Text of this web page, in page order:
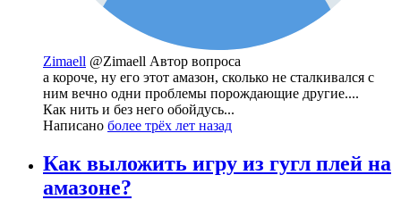
Zimaell @Zimaell Автор вопроса
а короче, ну его этот амазон, сколько не сталкивался с
ним вечно одни проблемы порождающие другие....
Как нить и без него обойдусь...
Написано более трёх лет назад
Как выложить игру из гугл плей на
амазоне?